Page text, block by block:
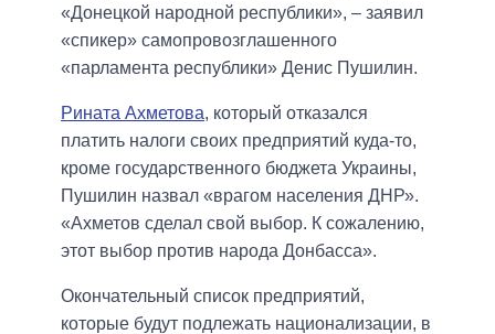
«Донецкой народной республики», – заявил
«спикер» самопровозглашенного
«парламента республики» Денис Пушилин.
Рината Ахметова, который отказался
платить налоги своих предприятий куда-то,
кроме государственного бюджета Украины,
Пушилин назвал «врагом населения ДНР».
«Ахметов сделал свой выбор. К сожалению,
этот выбор против народа Донбасса».
Окончательный список предприятий,
которые будут подлежать национализации, в